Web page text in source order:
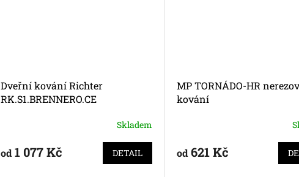
Dveřní kování Richter
RK.S1.BRENNERO.CE
Skladem
od1 077 Kč DETAIL
MP TORNÁDO-HR
kování
od621 Kč